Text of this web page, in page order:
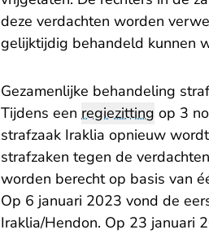
deze verdachten worden
gelijktijdig behandeld kunnen
Gezamenlijke behandeling
Tijdens een regiezitting op 3
strafzaak Iraklia opnieuw
strafzaken tegen de
worden berecht op basis van
Op 6 januari 2023 vond de
Iraklia/Hendon. Op 23 januari